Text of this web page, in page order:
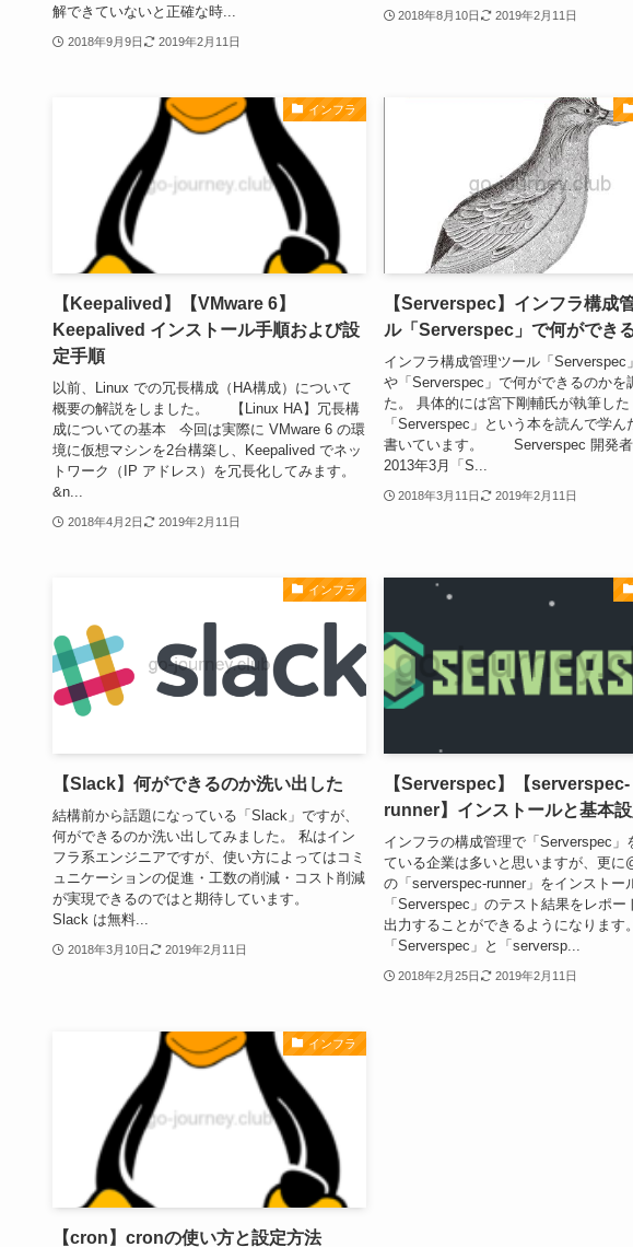
解できていないと正確な時...
2018年9月9日 2019年2月11日
2018年8月10日 2019年2月11日
インフラ
【Keepalived】【VMware 6】
Keepalived インストール手順および設
定手順
以前、Linux での冗長構成（HA構成）について
概要の解説をしました。 【Linux HA】冗長構
成についての基本 今回は実際に VMware 6 の環
境に仮想マシンを2台構築し、Keepalived でネッ
トワーク（IP アドレス）を冗長化してみます。
&n...
2018年4月2日 2019年2月11日
【Serverspec】インフラ構成
ル「Serverspec」で何ができ
インフラ構成管理ツール「Serverspec
や「Serverspec」で何ができるのかを
た。 具体的には宮下剛輔氏が執筆した
「Serverspec」という本を読んで学ん
書いています。 Serverspec 開発者
2013年3月「S...
2018年3月11日 2019年2月11日
インフラ
【Slack】何ができるのか洗い出した
結構前から話題になっている「Slack」ですが、
何ができるのか洗い出してみました。 私はイン
フラ系エンジニアですが、使い方によってはコミ
ュニケーションの促進・工数の削減・コスト削減
が実現できるのではと期待しています。
Slack は無料...
2018年3月10日 2019年2月11日
【Serverspec】【serverspec-
runner】インストールと基本
インフラの構成管理で「Serverspec」
ている企業は多いと思いますが、更に
の「serverspec-runner」をインストー
「Serverspec」のテスト結果をレポー
出力することができるようになります
「Serverspec」と「serversp...
2018年2月25日 2019年2月11日
インフラ
【cron】cronの使い方と設定方法